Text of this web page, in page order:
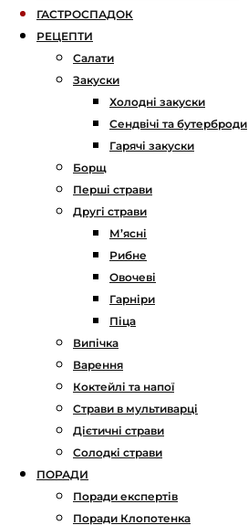
ГАСТРОСПАДОК
РЕЦЕПТИ
Салати
Закуски
Холодні закуски
Сендвічі та бутерброди
Гарячі закуски
Борщ
Перші страви
Другі страви
М’ясні
Рибне
Овочеві
Гарніри
Піца
Випічка
Варення
Коктейлі та напої
Страви в мультиварці
Дієтичні страви
Солодкі страви
ПОРАДИ
Поради експертів
Поради Клопотенка